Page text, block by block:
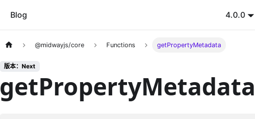
Blog 4.0.0
@midwayjs/core Functions getPropertyMetadata
版本：Next
getPropertyMetadata